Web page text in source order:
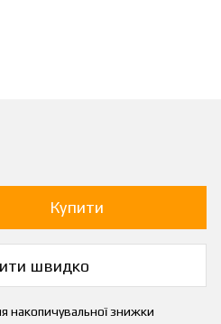
Купити
швидко
накопичувальної знижки